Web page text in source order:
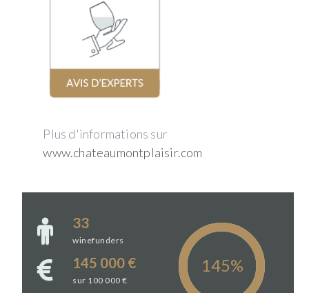
Plus d'informations sur
www.chateaumontplaisir.com
33
winefunders
145 000 €
sur 100 000 €